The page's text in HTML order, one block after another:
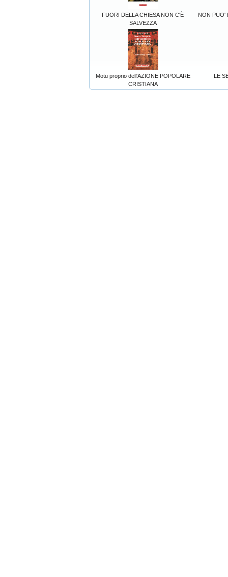
FUORI DELLA CHIESA NON C'È
SALVEZZA
NON PUO'
Motu proprio dell'AZIONE POPOLARE
CRISTIANA
LE